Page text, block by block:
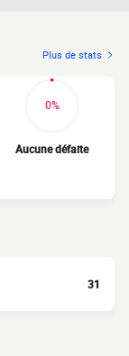
Plus de stats
0%
Aucune défaite
31